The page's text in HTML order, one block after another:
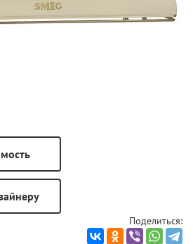
Поделиться: